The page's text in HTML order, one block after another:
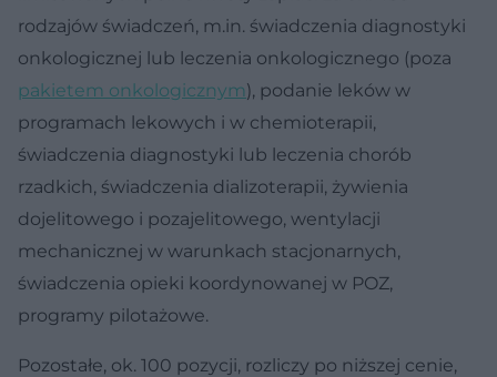
rodzajów świadczeń, m.in. świadczenia diagnostyki
onkologicznej lub leczenia onkologicznego (poza
pakietem onkologicznym), podanie leków w
programach lekowych i w chemioterapii,
świadczenia diagnostyki lub leczenia chorób
rzadkich, świadczenia dializoterapii, żywienia
dojelitowego i pozajelitowego, wentylacji
mechanicznej w warunkach stacjonarnych,
świadczenia opieki koordynowanej w POZ,
programy pilotażowe.
Pozostałe, ok. 100 pozycji, rozliczy po niższej cenie,